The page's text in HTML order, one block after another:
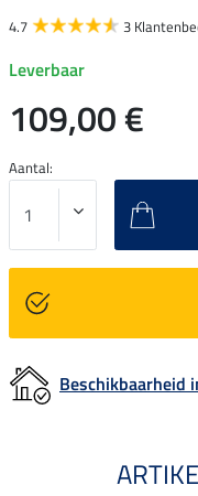
4.7 3
Leverbaar
109,00 €
Aantal:
Beschikbaarheid